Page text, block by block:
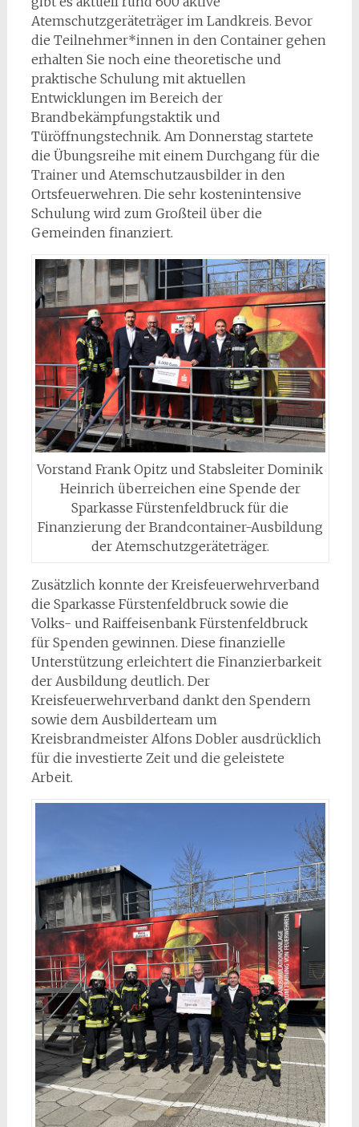
Atemschutzgeräteträger im Landkreis. Bevor
die Teilnehmer*innen in den Container gehen
erhalten Sie noch eine theoretische und
praktische Schulung mit aktuellen
Entwicklungen im Bereich der
Brandbekämpfungstaktik und
Türöffnungstechnik. Am Donnerstag startete
die Übungsreihe mit einem Durchgang für die
Trainer und Atemschutzausbilder in den
Ortsfeuerwehren. Die sehr kostenintensive
Schulung wird zum Großteil über die
Gemeinden finanziert.
Vorstand Frank Opitz und Stabsleiter Dominik
Heinrich überreichen eine Spende der
Sparkasse Fürstenfeldbruck für die
Finanzierung der Brandcontainer-Ausbildung
der Atemschutzgeräteträger.
Zusätzlich konnte der Kreisfeuerwehrverband
die Sparkasse Fürstenfeldbruck sowie die
Volks- und Raiffeisenbank Fürstenfeldbruck
für Spenden gewinnen. Diese finanzielle
Unterstützung erleichtert die Finanzierbarkeit
der Ausbildung deutlich. Der
Kreisfeuerwehrverband dankt den Spendern
sowie dem Ausbilderteam um
Kreisbrandmeister Alfons Dobler ausdrücklich
für die investierte Zeit und die geleistete
Arbeit.